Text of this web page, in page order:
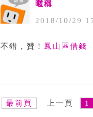
暱稱
2018/10/29
不錯，贊！ 鳳山區借錢
最前頁 上一頁 1